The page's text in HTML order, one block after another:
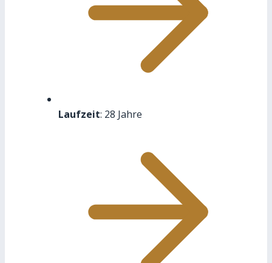
Laufzeit: 28 Jahre